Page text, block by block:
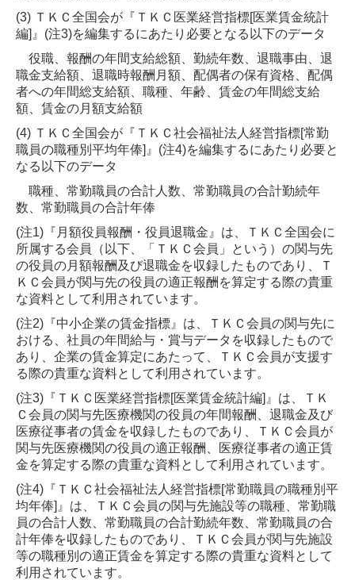
(3) ＴＫＣ全国会が『ＴＫＣ医業経営指標[医業賃金統計
編]』(注3)を編集するにあたり必要となる以下のデータ
役職、報酬の年間支給総額、勤続年数、退職事由、退
職金支給額、退職時報酬月額、配偶者の保有資格、配偶
者への年間総支給額、職種、年齢、賃金の年間総支給
額、賃金の月額支給額
(4) ＴＫＣ全国会が『ＴＫＣ社会福祉法人経営指標[常勤
職員の職種別平均年俸]』(注4)を編集するにあたり必要と
なる以下のデータ
職種、常勤職員の合計人数、常勤職員の合計勤続年
数、常勤職員の合計年俸
(注1)『月額役員報酬・役員退職金』は、ＴＫＣ全国会に
所属する会員（以下、「ＴＫＣ会員」という）の関与先
の役員の月額報酬及び退職金を収録したものであり、Ｔ
ＫＣ会員が関与先の役員の適正報酬を算定する際の貴重
な資料として利用されています。
(注2)『中小企業の賃金指標』は、ＴＫＣ会員の関与先に
おける、社員の年間給与・賞与データを収録したもので
あり、企業の賃金算定にあたって、ＴＫＣ会員が支援す
る際の貴重な資料として利用されています。
(注3)『ＴＫＣ医業経営指標[医業賃金統計編]』は、ＴＫ
Ｃ会員の関与先医療機関の役員の年間報酬、退職金及び
医療従事者の賃金を収録したものであり、ＴＫＣ会員が
関与先医療機関の役員の適正報酬、医療従事者の適正賃
金を算定する際の貴重な資料として利用されています。
(注4)『ＴＫＣ社会福祉法人経営指標[常勤職員の職種別平
均年俸]』は、ＴＫＣ会員の関与先施設等の職種、常勤職
員の合計人数、常勤職員の合計勤続年数、常勤職員の合
計年俸を収録したものであり、ＴＫＣ会員が関与先施設
等の職種別の適正賃金を算定する際の貴重な資料として
利用されています。